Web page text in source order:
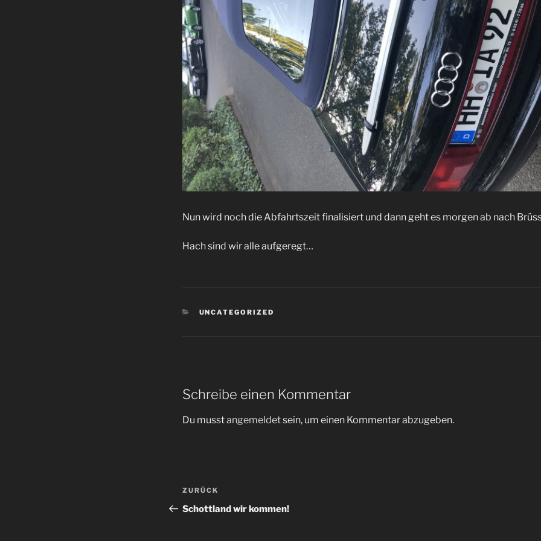
Nun wird noch die Abfahrtszeit finalisiert und dann geht es morgen ab nach
Hach sind wir alle aufgeregt…
KATEGORIEN
UNCATEGORIZED
Schreibe einen Kommentar
Du musstangemeldetsein, um einen Kommentar abzugeben.
Beitragsnavigation
Vorheriger
Beitrag
ZURÜCK
Schottland wir kommen!